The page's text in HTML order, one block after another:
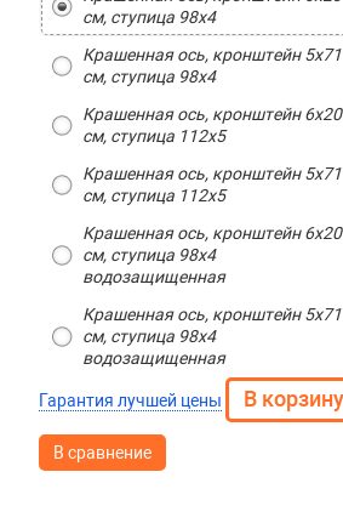
см, ступица 98х4
Крашенная ось, кронштейн 5х71
см, ступица 98х4
Крашенная ось, кронштейн 6х20
см, ступица 112х5
Крашенная ось, кронштейн 5х71
см, ступица 112х5
Крашенная ось, кронштейн 6х20
см, ступица 98х4
водозащищенная
Крашенная ось, кронштейн 5х71
см, ступица 98х4
водозащищенная
Гарантия лучшей цены
В сравнение